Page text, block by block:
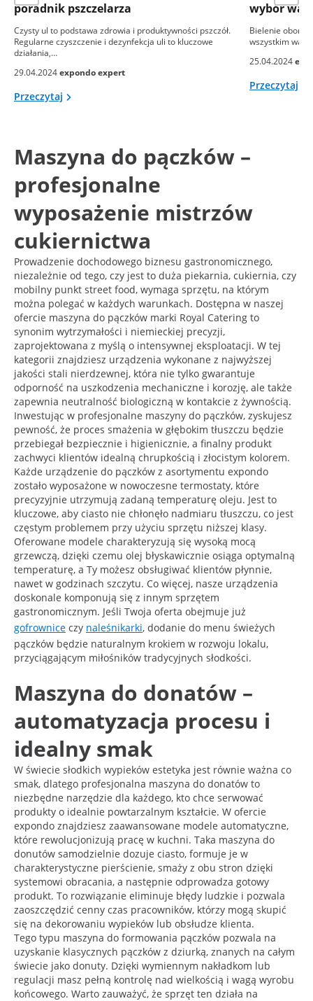
poradnik pszczelarza
Czysty ul to podstawa zdrowia i produktywności pszczół.
Regularne czyszczenie i dezynfekcja uli to kluczowe
działania,…
29.04.2024expondo expert
Przeczytaj
wybór
Bielenie obory
wszystkim
25.04.2024
Przeczytaj
Maszyna do pączków –
profesjonalne
wyposażenie mistrzów
cukiernictwa
Prowadzenie dochodowego biznesu gastronomicznego,
niezależnie od tego, czy jest to duża piekarnia, cukiernia, czy
mobilny punkt street food, wymaga sprzętu, na którym
można polegać w każdych warunkach. Dostępna w naszej
ofercie maszyna do pączków marki Royal Catering to
synonim wytrzymałości i niemieckiej precyzji,
zaprojektowana z myślą o intensywnej eksploatacji. W tej
kategorii znajdziesz urządzenia wykonane z najwyższej
jakości stali nierdzewnej, która nie tylko gwarantuje
odporność na uszkodzenia mechaniczne i korozję, ale także
zapewnia neutralność biologiczną w kontakcie z żywnością.
Inwestując w profesjonalne maszyny do pączków, zyskujesz
pewność, że proces smażenia w głębokim tłuszczu będzie
przebiegał bezpiecznie i higienicznie, a finalny produkt
zachwyci klientów idealną chrupkością i złocistym kolorem.
Każde urządzenie do pączków z asortymentu expondo
zostało wyposażone w nowoczesne termostaty, które
precyzyjnie utrzymują zadaną temperaturę oleju. Jest to
kluczowe, aby ciasto nie chłonęło nadmiaru tłuszczu, co jest
częstym problemem przy użyciu sprzętu niższej klasy.
Oferowane modele charakteryzują się wysoką mocą
grzewczą, dzięki czemu olej błyskawicznie osiąga optymalną
temperaturę, a Ty możesz obsługiwać klientów płynnie,
nawet w godzinach szczytu. Co więcej, nasze urządzenia
doskonale komponują się z innym sprzętem
gastronomicznym. Jeśli Twoja oferta obejmuje już
gofrownice czy naleśnikarki, dodanie do menu świeżych
pączków będzie naturalnym krokiem w rozwoju lokalu,
przyciągającym miłośników tradycyjnych słodkości.
Maszyna do donatów –
automatyzacja procesu i
idealny smak
W świecie słodkich wypieków estetyka jest równie ważna co
smak, dlatego profesjonalna maszyna do donatów to
niezbędne narzędzie dla każdego, kto chce serwować
produkty o idealnie powtarzalnym kształcie. W ofercie
expondo znajdziesz zaawansowane modele automatyczne,
które rewolucjonizują pracę w kuchni. Taka maszyna do
donutów samodzielnie dozuje ciasto, formuje je w
charakterystyczne pierścienie, smaży z obu stron dzięki
systemowi obracania, a następnie odprowadza gotowy
produkt. To rozwiązanie eliminuje błędy ludzkie i pozwala
zaoszczędzić cenny czas pracowników, którzy mogą skupić
się na dekorowaniu wypieków lub obsłudze klienta.
Tego typu maszyna do formowania pączków pozwala na
uzyskanie klasycznych pączków z dziurką, znanych na całym
świecie jako donuty. Dzięki wymiennym nakładkom lub
regulacji masz pełną kontrolę nad wielkością i wagą wyrobu
końcowego. Warto zauważyć, że sprzęt ten działa na